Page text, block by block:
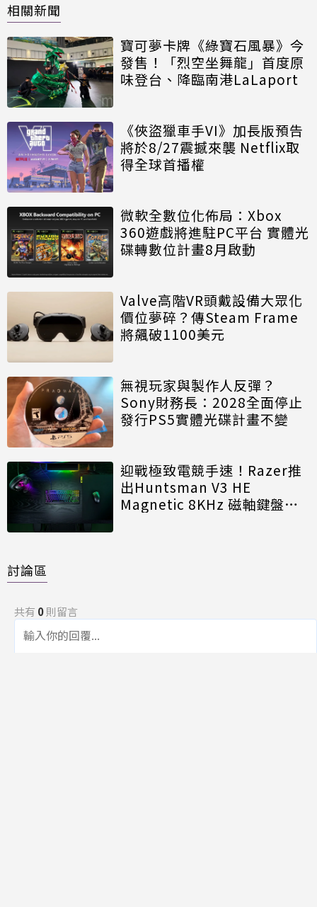
相關新聞
寶可夢卡牌《綠寶石風暴》今
發售！「烈空坐舞龍」首度原
味登台、降臨南港LaLaport
《俠盜獵車手VI》加長版預告
將於8/27震撼來襲 Netflix取
得全球首播權
微軟全數位化佈局：Xbox
360遊戲將進駐PC平台 實體光
碟轉數位計畫8月啟動
Valve高階VR頭戴設備大眾化
價位夢碎？傳Steam Frame
將飆破1100美元
無視玩家與製作人反彈？
Sony財務長：2028全面停止
發行PS5實體光碟計畫不變
迎戰極致電競手速！Razer推
出Huntsman V3 HE
Magnetic 8KHz 磁軸鍵盤效
討論區
共有 0則留言